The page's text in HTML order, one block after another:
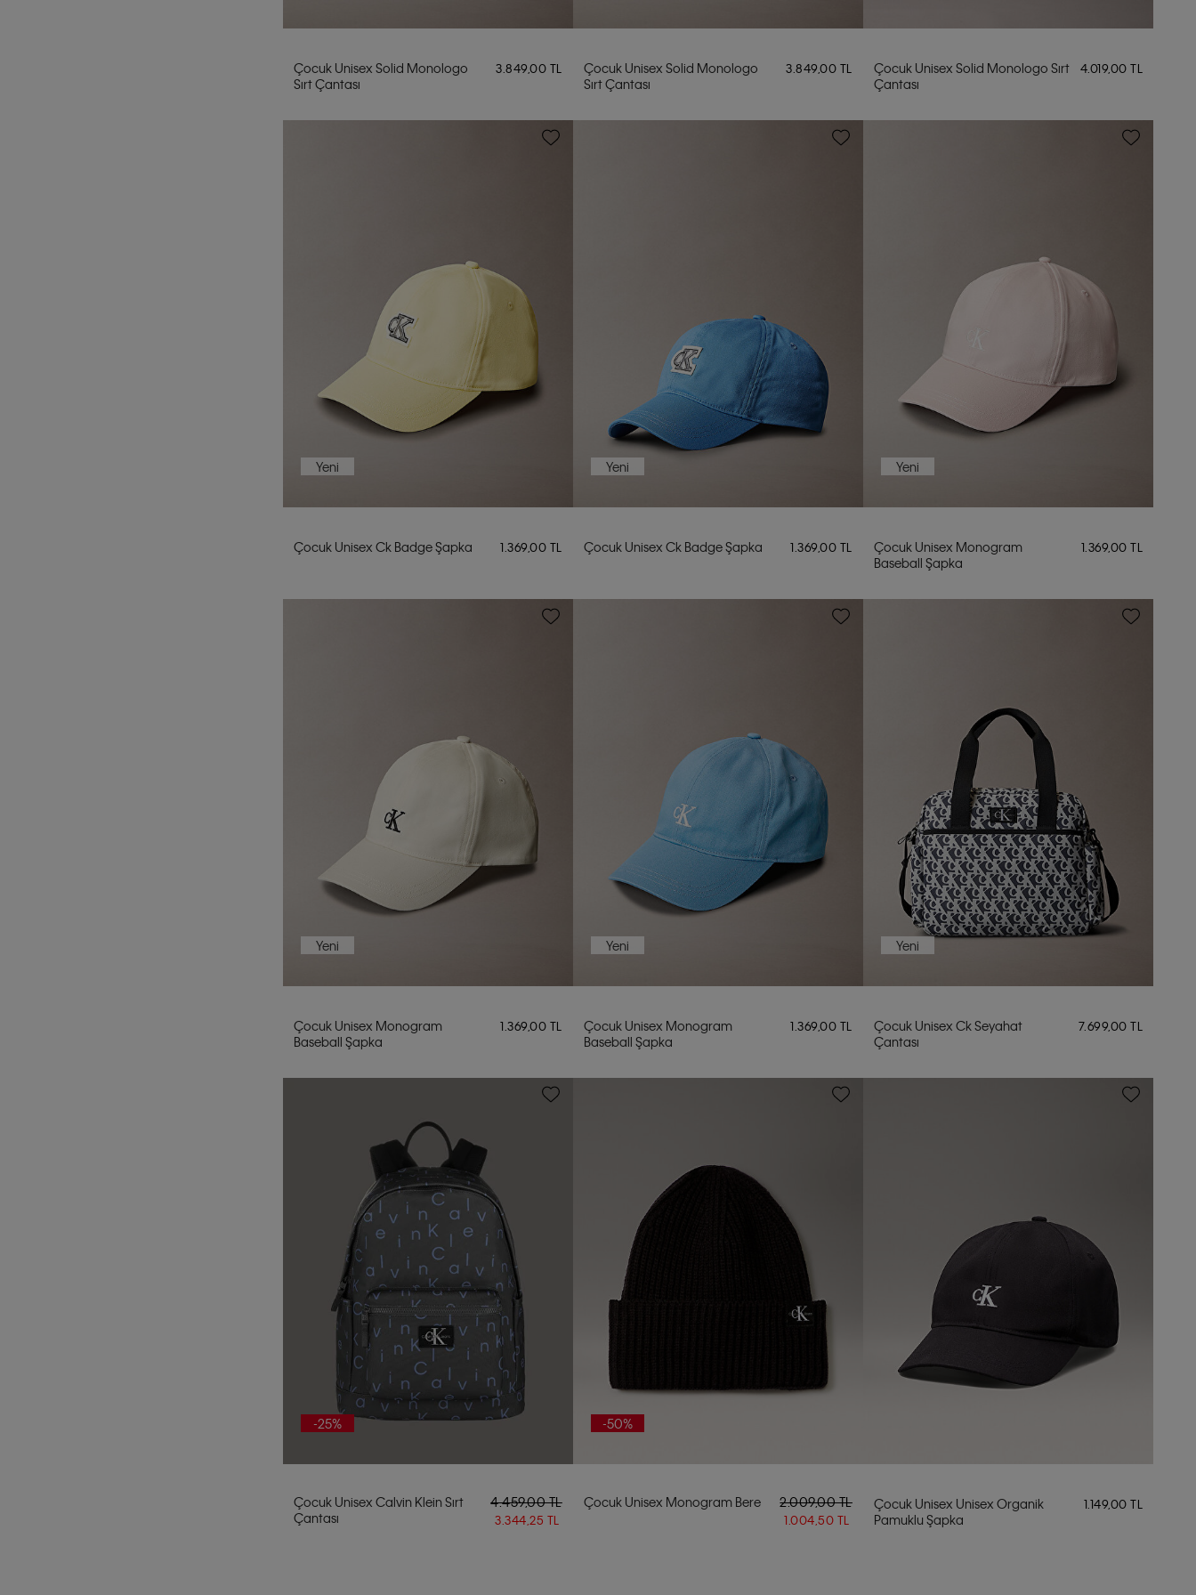
Çocuk Unisex Solid Monologo
Sırt Çantası
3.849,00 TL
Çocuk Unisex Solid Monologo
Sırt Çantası
3.849,00 TL
Çocuk Unisex Solid Monologo Sırt
Çantası
4.019,00 TL
Yeni
Çocuk Unisex Ck Badge Şapka 1.369,00 TL
Yeni
Çocuk Unisex Ck Badge Şapka 1.369,00 TL
Yeni
Çocuk Unisex Monogram
Baseball Şapka
1.369,00 TL
Yeni
Çocuk Unisex Monogram
Baseball Şapka
1.369,00 TL
Yeni
Çocuk Unisex Monogram
Baseball Şapka
1.369,00 TL
Yeni
Çocuk Unisex Ck Seyahat
Çantası
7.699,00 TL
-25%
Çocuk Unisex Calvin Klein Sırt
Çantası
4.459,00 TL
3.344,25 TL
-50%
Çocuk Unisex Monogram Bere 2.009,00 TL
1.004,50 TL
Çocuk Unisex Unisex Organik
Pamuklu Şapka
1.149,00 TL